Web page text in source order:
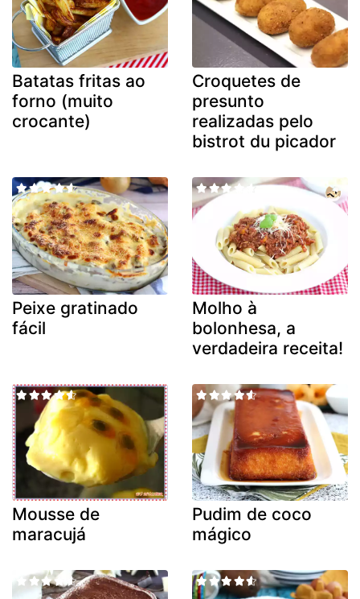
Batatas fritas ao
forno (muito
crocante)
Croquetes de
presunto
realizadas pelo
bistrot du picador
Peixe gratinado
fácil
Molho à
bolonhesa, a
verdadeira receita!
Mousse de
maracujá
Pudim de coco
mágico